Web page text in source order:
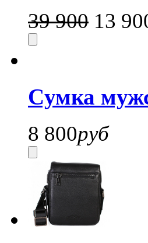
39 900 13
Cумка
8 800руб